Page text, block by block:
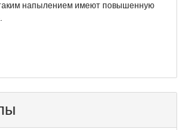
напылением имеют повышенную